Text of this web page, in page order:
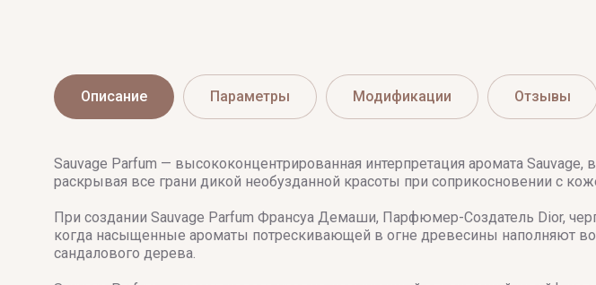
Описание Параметры Модификации Отзывы
Sauvage Parfum — высококонцентрированная интерпретация аромата
раскрывая все грани дикой необузданной красоты при соприкосновении с
При создании Sauvage Parfum Франсуа Демаши, Парфюмер-Создатель Dior,
когда насыщенные ароматы потрескивающей в огне древесины наполняют
сандалового дерева.